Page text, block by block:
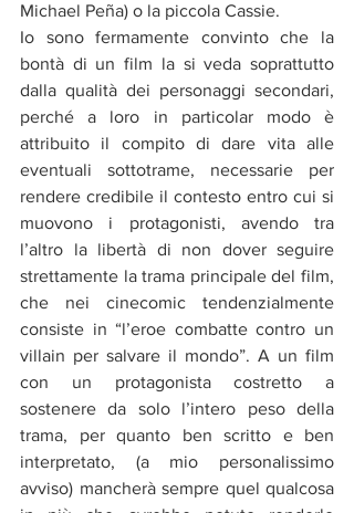
Michael Peña) o la piccola Cassie.
Io sono fermamente convinto che la
bontà di un film la si veda soprattutto
dalla qualità dei personaggi secondari,
perché a loro in particolar modo è
attribuito il compito di dare vita alle
eventuali sottotrame, necessarie per
rendere credibile il contesto entro cui si
muovono i protagonisti, avendo tra
l’altro la libertà di non dover seguire
strettamente la trama principale del film,
che nei cinecomic tendenzialmente
consiste in “l’eroe combatte contro un
villain per salvare il mondo”. A un film
con un protagonista costretto a
sostenere da solo l’intero peso della
trama, per quanto ben scritto e ben
interpretato, (a mio personalissimo
avviso) mancherà sempre quel qualcosa